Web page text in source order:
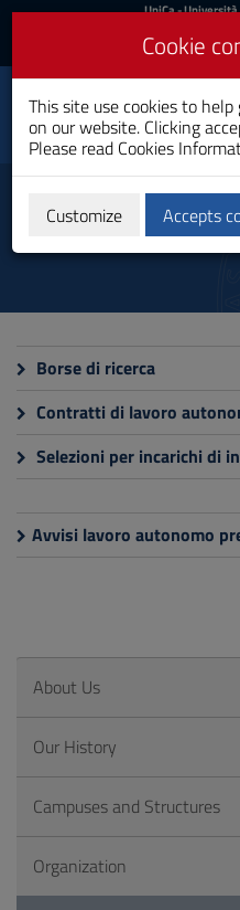
Skip
Content
to
Go
Footer
UniCa
Login
UniCa- Università
Login
Toggle
navigation
Dipartimento
beni culturali
Borse di ricerca
Contratti di lavoro
Selezioni per incarichi di
Avvisi lavoro autonomo
About Us
Our History
Campuses and Structures
Organization
Cookie
This site use cookies to
on our website. Clicking
Please read Cookies
Customize Accepts